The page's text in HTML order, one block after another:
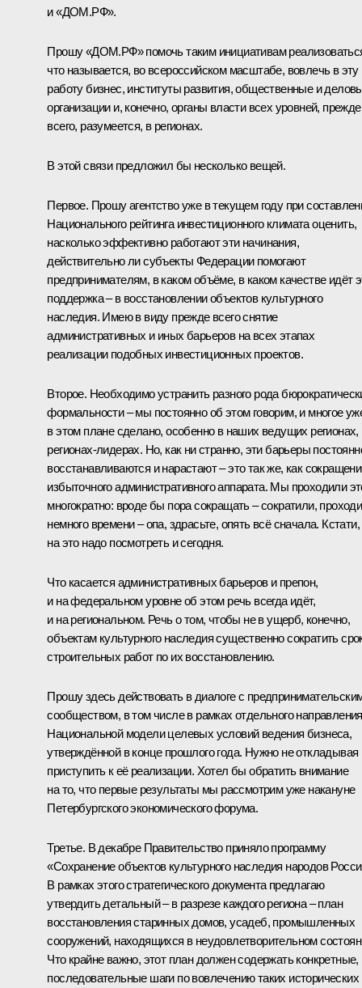
и «ДОМ.РФ».
Прошу «ДОМ.РФ» помочь таким инициативам
что называется, во всероссийском масштабе, вовлечь в эту
работу бизнес, институты развития, общественные и
организации и, конечно, органы власти всех уровней, прежде
всего, разумеется, в регионах.
В этой связи предложил бы несколько вещей.
Первое. Прошу агентство уже в текущем году при
Национального рейтинга инвестиционного климата оценить,
насколько эффективно работают эти начинания,
действительно ли субъекты Федерации помогают
предпринимателям, в каком объёме, в каком качестве идёт
поддержка – в восстановлении объектов культурного
наследия. Имею в виду прежде всего снятие
административных и иных барьеров на всех этапах
реализации подобных инвестиционных проектов.
Второе. Необходимо устранить разного рода
формальности – мы постоянно об этом говорим, и многое
в этом плане сделано, особенно в наших ведущих регионах,
регионах-лидерах. Но, как ни странно, эти барьеры
восстанавливаются и нарастают – это так же, как
избыточного административного аппарата. Мы проходили
многократно: вроде бы пора сокращать – сократили,
немного времени – опа, здрасьте, опять всё сначала. Кстати,
на это надо посмотреть и сегодня.
Что касается административных барьеров и препон,
и на федеральном уровне об этом речь всегда идёт,
и на региональном. Речь о том, чтобы не в ущерб, конечно,
объектам культурного наследия существенно сократить
строительных работ по их восстановлению.
Прошу здесь действовать в диалоге с
сообществом, в том числе в рамках отдельного направления
Национальной модели целевых условий ведения бизнеса,
утверждённой в конце прошлого года. Нужно не откладывая
приступить к её реализации. Хотел бы обратить внимание
на то, что первые результаты мы рассмотрим уже накануне
Петербургского экономического форума.
Третье. В декабре Правительство приняло программу
«Сохранение объектов культурного наследия народов
В рамках этого стратегического документа предлагаю
утвердить детальный – в разрезе каждого региона – план
восстановления старинных домов, усадеб, промышленных
сооружений, находящихся в неудовлетворительном
Что крайне важно, этот план должен содержать конкретные,
последовательные шаги по вовлечению таких исторических